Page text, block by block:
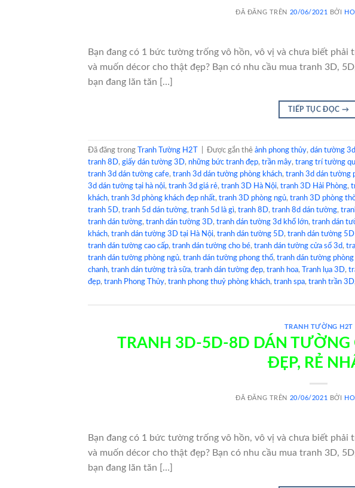
ĐÃ ĐĂNG TRÊN 20/06/2021 BỞI
Bạn đang có 1 bức tường trống vô hồn, vô vị và chưa biết phải
và muốn décor cho thật đẹp? Bạn có nhu cầu mua tranh 3D,
bạn đang lăn tăn […]
TIẾP TỤC ĐỌC →
Đã đăng trong Tranh Tường H2T Được gắn thẻ ảnh phong thủy, dán tường 3d
tranh 8D, giấy dán tường 3D, những bức tranh đẹp, trần mây, trang trí tường
tranh 3d dán tường cafe, tranh 3d dán tường phòng khách, tranh 3d dán tường
3d dán tường tại hà nội, tranh 3d giá rẻ, tranh 3D Hà Nội, tranh 3D Hải Phòng,
khách, tranh 3d phòng khách đẹp nhất, tranh 3D phòng ngủ, tranh 3D phòng
tranh 5D, tranh 5d dán tường, tranh 5d là gì, tranh 8D, tranh 8d dán tường,
tranh dán tường, tranh dán tường 3D, tranh dán tường 3d khổ lớn, tranh dán
khách, tranh dán tường 3D tại Hà Nội, tranh dán tường 5D, tranh dán tường 5D
tranh dán tường cao cấp, tranh dán tường cho bé, tranh dán tường cửa sổ 3d,
tranh dán tường phòng ngủ, tranh dán tường phong thổ, tranh dán tường
chanh, tranh dán tường trà sữa, tranh dán tường đẹp, tranh hoa, Tranh lụa 3D,
đẹp, tranh Phong Thủy, tranh phong thuỷ phòng khách, tranh spa, tranh trần 3D
TRANH TƯỜNG H2T
TRANH 3D-5D-8D DÁN TƯỜNG
ĐẸP, RẺ
ĐÃ ĐĂNG TRÊN 20/06/2021 BỞI
Bạn đang có 1 bức tường trống vô hồn, vô vị và chưa biết phải
và muốn décor cho thật đẹp? Bạn có nhu cầu mua tranh 3D,
bạn đang lăn tăn […]